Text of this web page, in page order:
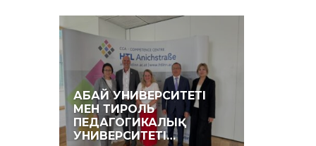
АБАЙ УНИВЕРСИТЕТІ
МЕН ТИРОЛЬ
ПЕДАГОГИКАЛЫҚ
УНИВЕРСИТЕТІ…